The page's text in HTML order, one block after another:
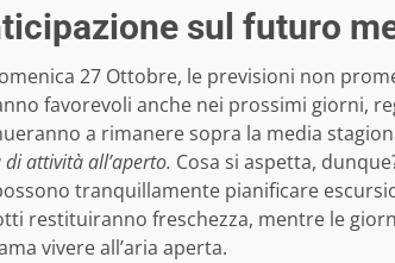
sul futuro
27 Ottobre, le previsioni non
favorevoli anche nei prossimi giorni,
a rimanere sopra la media
attività all’aperto. Cosa si aspetta,
tranquillamente pianificare
restituiranno freschezza, mentre le
vivere all’aria aperta.